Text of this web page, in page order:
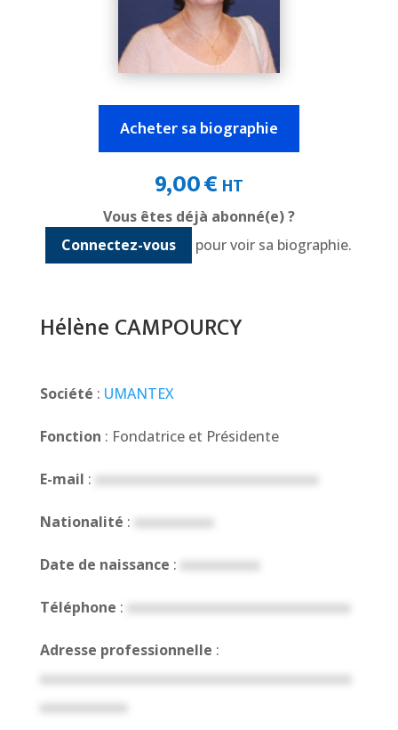
Acheter sa biographie
9,00€ HT
Vous êtes déjà abonné(e) ?
Connectez-vous
pour voir sa biographie.
Hélène CAMPOURCY
Société : UMANTEX
Fonction : Fondatrice et Présidente
E-mail : xxxxxxxxxxxxxxxxxxxxxxxxxxxx
Nationalité : xxxxxxxxxx
Date de naissance : xxxxxxxxxx
Téléphone : xxxxxxxxxxxxxxxxxxxxxxxxxxxx
Adresse professionnelle :
xxxxxxxxxxxxxxxxxxxxxxxxxxxxxxxxxxxxxxx
xxxxxxxxxxx